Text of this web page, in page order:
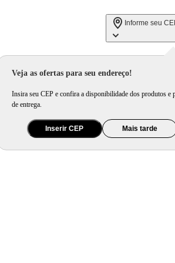
Informe seu
Veja as ofertas para seu endereço!
Insira seu CEP e confira a disponibilidade dos produtos e
de entrega.
Inserir CEP Mais tarde